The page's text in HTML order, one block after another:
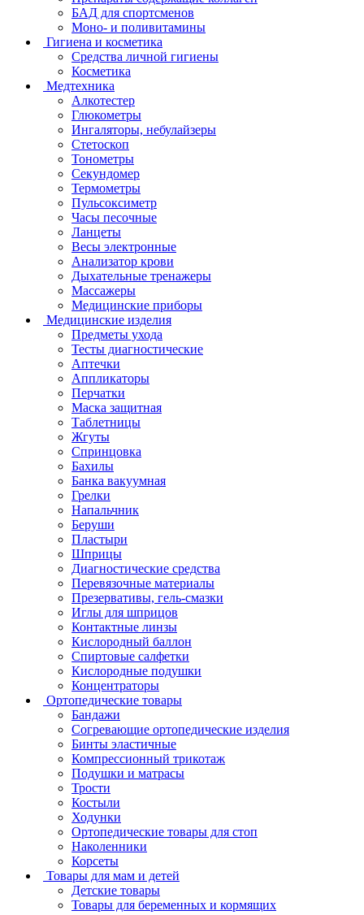
БАД для спортсменов
Моно- и поливитамины
Гигиена и косметика
Средства личной гигиены
Косметика
Медтехника
Алкотестер
Глюкометры
Ингаляторы, небулайзеры
Стетоскоп
Тонометры
Секундомер
Термометры
Пульсоксиметр
Часы песочные
Ланцеты
Весы электронные
Анализатор крови
Дыхательные тренажеры
Массажеры
Медицинские приборы
Медицинские изделия
Предметы ухода
Тесты диагностические
Аптечки
Аппликаторы
Перчатки
Маска защитная
Таблетницы
Жгуты
Спринцовка
Бахилы
Банка вакуумная
Грелки
Напальчник
Беруши
Пластыри
Шприцы
Диагностические средства
Перевязочные материалы
Презервативы, гель-смазки
Иглы для шприцов
Контактные линзы
Кислородный баллон
Спиртовые салфетки
Кислородные подушки
Концентраторы
Ортопедические товары
Бандажи
Согревающие ортопедические изделия
Бинты эластичные
Компрессионный трикотаж
Подушки и матрасы
Трости
Костыли
Ходунки
Ортопедические товары для стоп
Наколенники
Корсеты
Товары для мам и детей
Детские товары
Товары для беременных и кормящих